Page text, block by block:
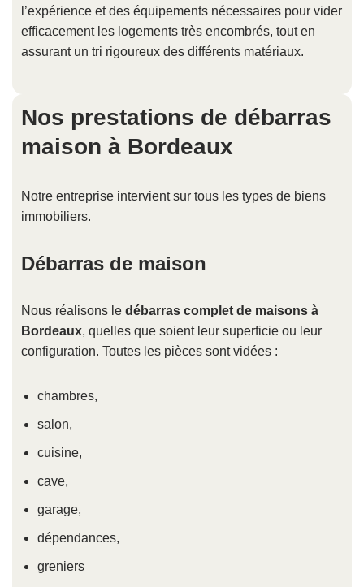
l’expérience et des équipements nécessaires pour vider
efficacement les logements très encombrés, tout en
assurant un tri rigoureux des différents matériaux.
Nos prestations de débarras
maison à Bordeaux
Notre entreprise intervient sur tous les types de biens
immobiliers.
Débarras de maison
Nous réalisons le débarras complet de maisons à
Bordeaux, quelles que soient leur superficie ou leur
configuration. Toutes les pièces sont vidées :
chambres,
salon,
cuisine,
cave,
garage,
dépendances,
greniers